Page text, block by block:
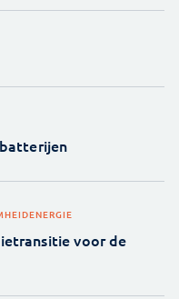
ENERGIE
voor de